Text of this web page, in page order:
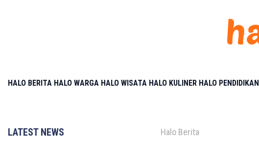
HALO BERITA HALO WARGA HALO WISATA HALO KULINER HALO PENDIDIKAN
LATEST NEWS Halo Berita